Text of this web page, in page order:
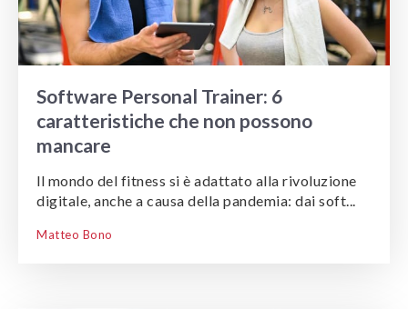
Software Personal Trainer: 6
caratteristiche che non possono
mancare
ll mondo del fitness si è adattato alla rivoluzione
digitale, anche a causa della pandemia: dai soft...
Matteo Bono